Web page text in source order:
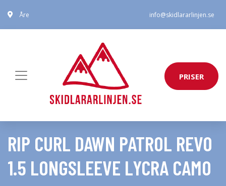
Åre info@skidlararlinjen.se
PRISER
RIP CURL DAWN PATROL REVO
1.5 LONGSLEEVE LYCRA CAMO